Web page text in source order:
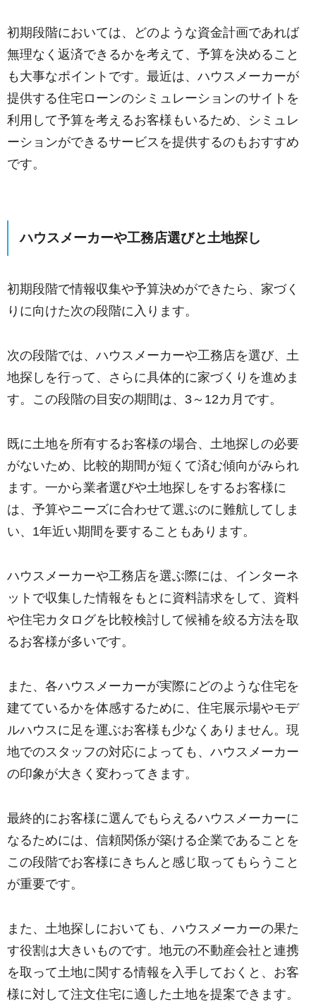
初期段階においては、どのような資金計画であれば
無理なく返済できるかを考えて、予算を決めること
も大事なポイントです。最近は、ハウスメーカーが
提供する住宅ローンのシミュレーションのサイトを
利用して予算を考えるお客様もいるため、シミュレ
ーションができるサービスを提供するのもおすすめ
です。
ハウスメーカーや工務店選びと土地探し
初期段階で情報収集や予算決めができたら、家づく
りに向けた次の段階に入ります。
次の段階では、ハウスメーカーや工務店を選び、土
地探しを行って、さらに具体的に家づくりを進めま
す。この段階の目安の期間は、3～12カ月です。
既に土地を所有するお客様の場合、土地探しの必要
がないため、比較的期間が短くて済む傾向がみられ
ます。一から業者選びや土地探しをするお客様に
は、予算やニーズに合わせて選ぶのに難航してしま
い、1年近い期間を要することもあります。
ハウスメーカーや工務店を選ぶ際には、インターネ
ットで収集した情報をもとに資料請求をして、資料
や住宅カタログを比較検討して候補を絞る方法を取
るお客様が多いです。
また、各ハウスメーカーが実際にどのような住宅を
建てているかを体感するために、住宅展示場やモデ
ルハウスに足を運ぶお客様も少なくありません。現
地でのスタッフの対応によっても、ハウスメーカー
の印象が大きく変わってきます。
最終的にお客様に選んでもらえるハウスメーカーに
なるためには、信頼関係が築ける企業であることを
この段階でお客様にきちんと感じ取ってもらうこと
が重要です。
また、土地探しにおいても、ハウスメーカーの果た
す役割は大きいものです。地元の不動産会社と連携
を取って土地に関する情報を入手しておくと、お客
様に対して注文住宅に適した土地を提案できます。